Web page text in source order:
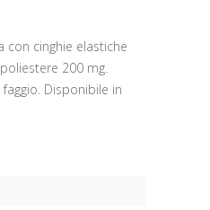
cinghie elastiche
200 mg.
Disponibile in